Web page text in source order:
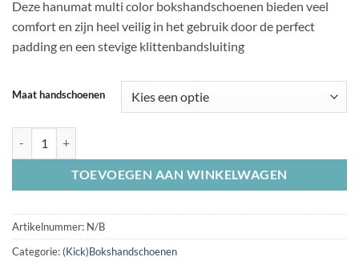
Deze hanumat multi color bokshandschoenen bieden veel
comfort en zijn heel veilig in het gebruik door de perfect
padding en een stevige klittenbandsluiting
Maat handschoenen
TOEVOEGEN AAN WINKELWAGEN
Artikelnummer: N/B
Categorie: (Kick)Bokshandschoenen